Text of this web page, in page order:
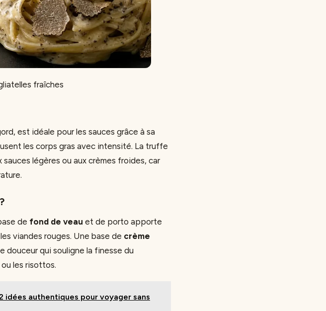
fraîches
est idéale pour les sauces grâce à sa
les corps gras avec intensité. La truffe
légères ou aux crèmes froides, car
de fond de veau et de porto apporte
viandes rouges. Une base de crème
douceur qui souligne la finesse du
les risottos.
idées authentiques pour voyager sans